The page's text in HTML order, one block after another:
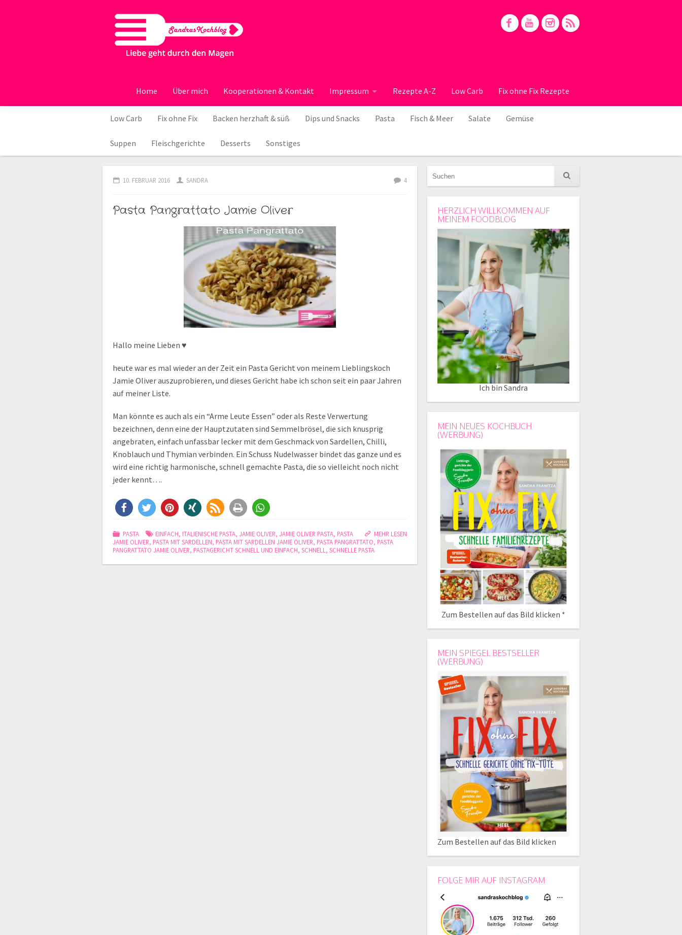
Home Über mich Kooperationen & Kontakt Impressum Rezepte A-Z Low Carb Fix ohne Fix Rezepte
Low Carb Fix ohne Fix Backen herzhaft & süß Dips und Snacks Pasta Fisch & Meer Salate Gemüse
Suppen Fleischgerichte Desserts Sonstiges
10. FEBRUAR 2016 SANDRA 4
Pasta Pangrattato Jamie Oliver
Hallo meine Lieben ♥
heute war es mal wieder an der Zeit ein Pasta Gericht von meinem Lieblingskoch
Jamie Oliver auszuprobieren, und dieses Gericht habe ich schon seit ein paar Jahren
auf meiner Liste.
Man könnte es auch als ein “Arme Leute Essen” oder als Reste Verwertung
bezeichnen, denn eine der Hauptzutaten sind Semmelbrösel, die sich knusprig
angebraten, einfach unfassbar lecker mit dem Geschmack von Sardellen, Chilli,
Knoblauch und Thymian verbinden. Ein Schuss Nudelwasser bindet das ganze und es
wird eine richtig harmonische, schnell gemachte Pasta, die so vielleicht noch nicht
jeder kennt….
MEHR LESEN
PASTA EINFACH, ITALIENISCHE PASTA,JAMIE OLIVER,JAMIE OLIVER PASTA, PASTA
JAMIE OLIVER, PASTA MIT SARDELLEN, PASTA MIT SARDELLEN JAMIE OLIVER, PASTA PANGRATTATO, PASTA
PANGRATTATO JAMIE OLIVER, PASTAGERICHT SCHNELL UND EINFACH, SCHNELL , SCHNELLE PASTA
HERZLICH WILLKOMMEN AUF
MEINEM FOODBLOG
Ich bin Sandra
MEIN NEUES KOCHBUCH
(WERBUNG)
Zum Bestellen auf das Bild klicken *
MEIN SPIEGEL BESTSELLER
(WERBUNG)
Zum Bestellen auf das Bild klicken
FOLGE MIR AUF INSTAGRAM